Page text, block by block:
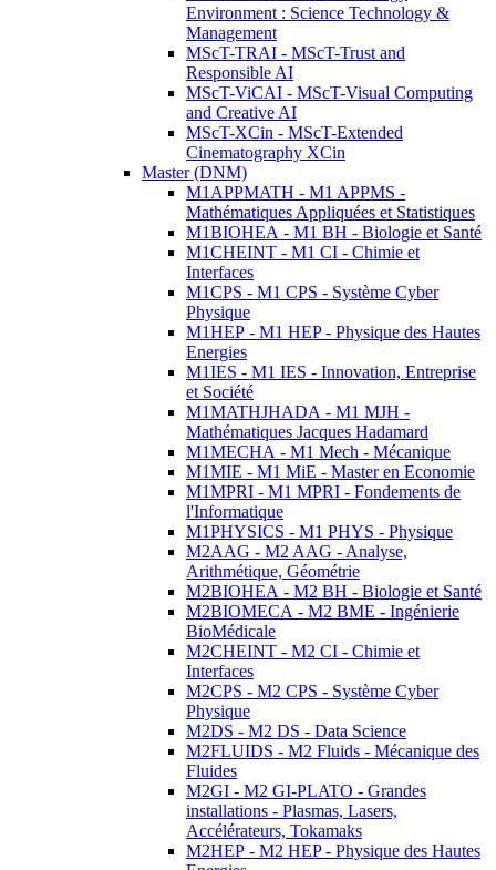
Environment : Science Technology &
Management
MScT-TRAI - MScT-Trust and
Responsible AI
MScT-ViCAI - MScT-Visual Computing
and Creative AI
MScT-XCin - MScT-Extended
Cinematography XCin
Master (DNM)
M1APPMATH - M1 APPMS -
Mathématiques Appliquées et Statistiques
M1BIOHEA - M1 BH - Biologie et Santé
M1CHEINT - M1 CI - Chimie et
Interfaces
M1CPS - M1 CPS - Système Cyber
Physique
M1HEP - M1 HEP - Physique des Hautes
Energies
M1IES - M1 IES - Innovation, Entreprise
et Société
M1MATHJHADA - M1 MJH -
Mathématiques Jacques Hadamard
M1MECHA - M1 Mech - Mécanique
M1MIE - M1 MiE - Master en Economie
M1MPRI - M1 MPRI - Fondements de
l'Informatique
M1PHYSICS - M1 PHYS - Physique
M2AAG - M2 AAG - Analyse,
Arithmétique, Géométrie
M2BIOHEA - M2 BH - Biologie et Santé
M2BIOMECA - M2 BME - Ingénierie
BioMédicale
M2CHEINT - M2 CI - Chimie et
Interfaces
M2CPS - M2 CPS - Système Cyber
Physique
M2DS - M2 DS - Data Science
M2FLUIDS - M2 Fluids - Mécanique des
Fluides
M2GI - M2 GI-PLATO - Grandes
installations - Plasmas, Lasers,
Accélérateurs, Tokamaks
M2HEP - M2 HEP - Physique des Hautes